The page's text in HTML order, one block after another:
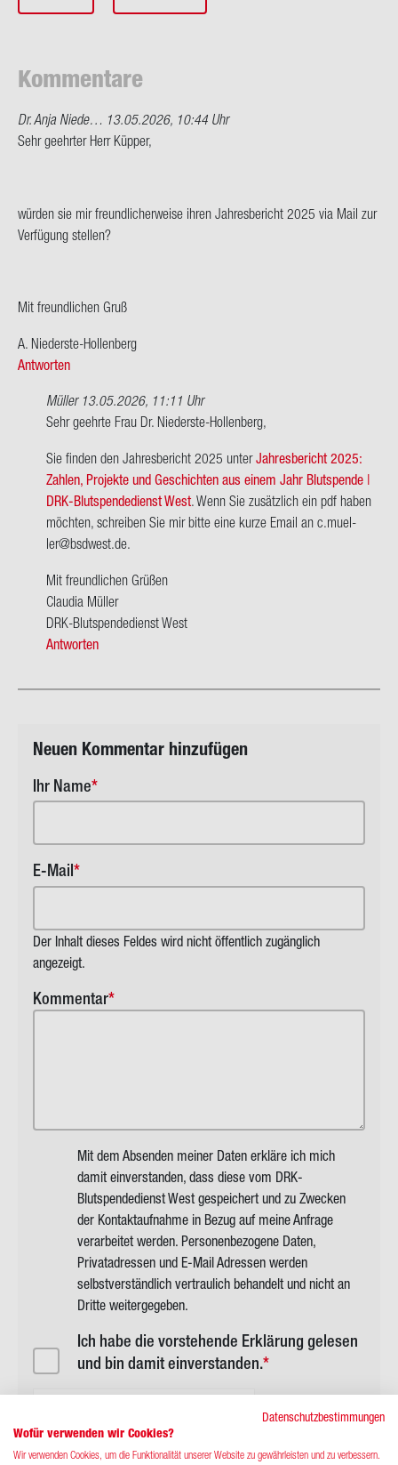
Kom­men­ta­re
Dr. Anja Niede… 13.05.2026, 10:44 Uhr
Sehr ge­ehr­ter Herr Küp­per,
wür­den sie mir freund­li­cher­wei­se ihren Jah­res­be­richt 2025 via Mail zur
Ver­fü­gung stel­len?
Mit freund­li­chen Gruß
A. Niederste-​Hollenberg
Antworten
Müller13.05.2026, 11:11 Uhr
Ant­
auf
Sehr
ge­
ehr­
ter
Herr
Küp­
per,
…
Sehr ge­ehr­te Frau Dr. Niederste-​Hollenberg,
Sie fin­den den Jah­res­be­richt 2025 unterJah­res­be­richt 2025:
Zah­len, Pro­jek­te und Ge­schich­ten aus einem Jahr Blut­spen­de |
DRK-​Blutspendedienst West. Wenn Sie zu­sätz­lich ein pdf haben
möch­ten, schrei­ben Sie mir bitte eine kurze Email an c.mu­el­
ler@bs­d­west.de.
Mit freund­li­chen Grü­ßen
Clau­dia Mül­ler
DRK-​Blutspendedienst West
Antworten
Neuen Kom­men­tar hin­zu­fü­gen
Ihr Name
E-Mail
Der Inhalt dieses Feldes wird nicht öffentlich zugänglich
angezeigt.
Kommentar
Ich habe die vorstehende Erklärung gelesen
und bin damit einverstanden.
Mit dem Absenden meiner Daten erkläre ich mich
damit einverstanden, dass diese vom DRK-
Blutspendedienst West gespeichert und zu Zwecken
der Kontaktaufnahme in Bezug auf meine Anfrage
verarbeitet werden. Personenbezogene Daten,
Privatadressen und E-Mail Adressen werden
selbstverständlich vertraulich behandelt und nicht an
Dritte weitergegeben.
Datenschutzbestimmungen
Wofür verwenden wir Cookies?
Wir verwenden Cookies, um die Funktionalität unserer Website zu gewährleisten und zu verbessern.